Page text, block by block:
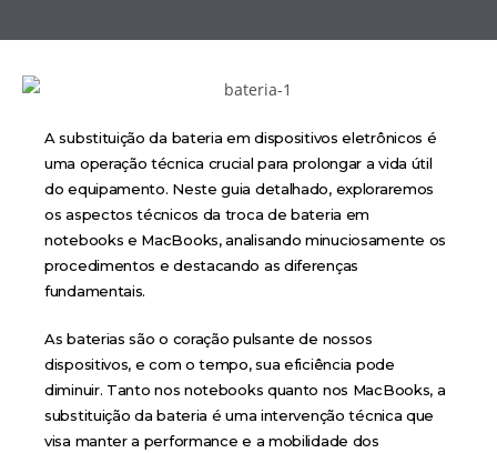
A substituição da bateria em dispositivos eletrônicos é
uma operação técnica crucial para prolongar a vida útil
do equipamento. Neste guia detalhado, exploraremos
os aspectos técnicos da troca de bateria em
notebooks e MacBooks, analisando minuciosamente os
procedimentos e destacando as diferenças
fundamentais.
As baterias são o coração pulsante de nossos
dispositivos, e com o tempo, sua eficiência pode
diminuir. Tanto nos notebooks quanto nos MacBooks, a
substituição da bateria é uma intervenção técnica que
visa manter a performance e a mobilidade dos